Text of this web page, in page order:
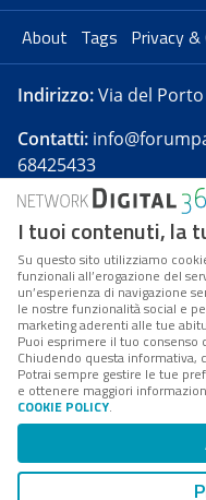
About Tags Privacy &
Indirizzo:Via del
Contatti:
68425433
Forumpa.itè una
presso Registro della
Reg. n. 182 del 2
FPA s.r.l. è
Coordinamento da
è un'azienda
Codice Fiscale/Partita
n.
I tuoi contenuti, la
Su questo sito utilizziamo
funzionali all’erogazione del
un’esperienza di navigazione
le nostre funzionalità social e
marketing aderenti alle tue
Puoi esprimere il tuo consenso
Chiudendo questa informativa,
Potrai sempre gestire le tue
e ottenere maggiori
COOKIE POLICY.